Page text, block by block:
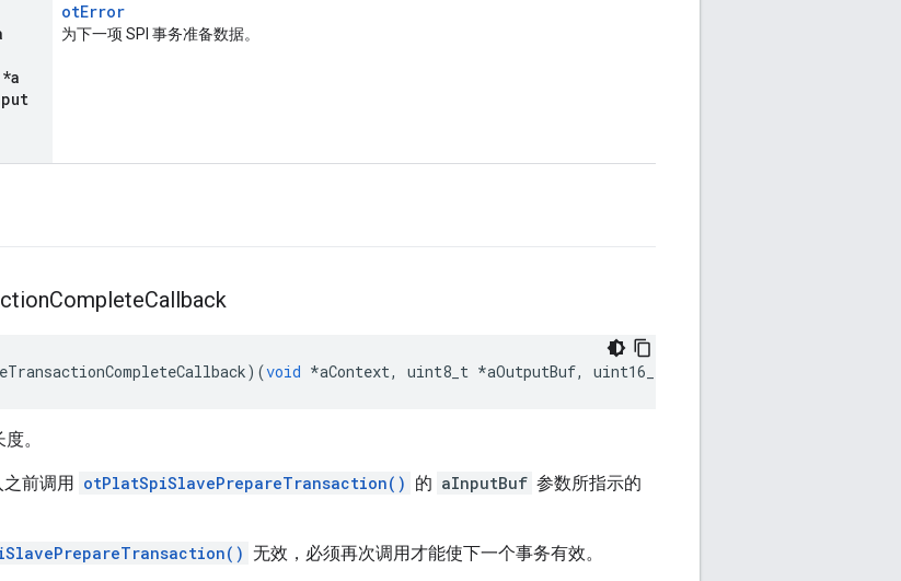
otError
为下一项 SPI 事务准备数据。
CompleteCallback
)(void *aContext, uint8_t *aOutputBuf, uint16_t aOutputBufLen
。
前调用 otPlatSpiSlavePrepareTransaction() 的 aInputBuf 参数所指示的
无效，必须再次调用才能使下一个事务有效。